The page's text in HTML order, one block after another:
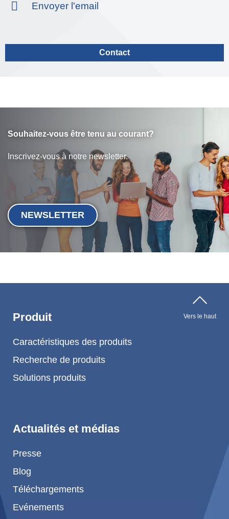
Envoyer l'email
Contact
Souhaitez-vous être tenu au courant?
Inscrivez-vous à notre newsletter.
NEWSLETTER
Produit
Caractéristiques des produits
Recherche de produits
Solutions produits
Actualités et médias
Presse
Blog
Téléchargements
Evénements
Vers le haut